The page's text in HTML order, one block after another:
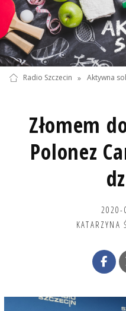
Radio Szczecin » Aktywna
Złomem
Polonez
2020-
KATARZYNA